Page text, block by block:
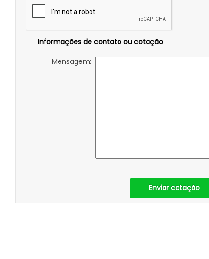
Informações de contato ou cotação
Mensagem:
Enviar cotação